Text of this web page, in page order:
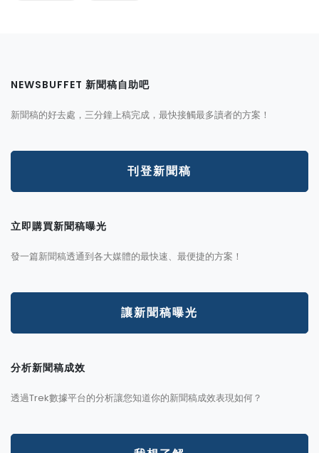
NEWSBUFFET 新聞稿自助吧
新聞稿的好去處，三分鐘上稿完成，最快接觸最多讀者的方案！
刊登新聞稿
立即購買新聞稿曝光
發一篇新聞稿透通到各大媒體的最快速、最便捷的方案！
讓新聞稿曝光
分析新聞稿成效
透過Trek數據平台的分析讓您知道你的新聞稿成效表現如何？